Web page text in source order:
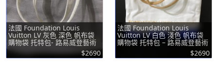
法國 Foundation Louis
Vuitton LV 灰色 深色 帆布袋
購物袋 托特包- 路易威登藝術
基金會 $2690
法國 Foundation Louis
Vuitton LV 白色 淺色 帆布袋
購物袋 托特包 – 路易威登藝術
$2690